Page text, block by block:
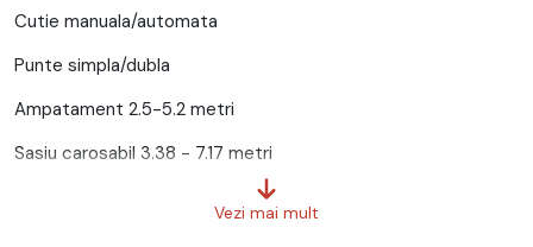
Cutie manuala/automata
Punte simpla/dubla
Ampatament 2.5-5.2 metri
Sasiu carosabil 3.38 - 7.17 metri
Vezi mai mult